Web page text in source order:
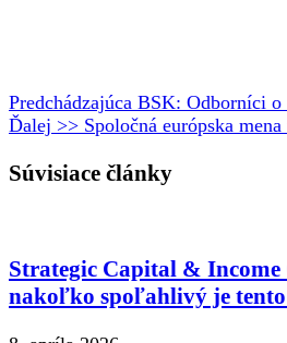
Predchádzajúca BSK: Odborníci
Ďalej >> Spoločná európska
Súvisiace články
Strategic Capital & Income
nakoľko spoľahlivý je